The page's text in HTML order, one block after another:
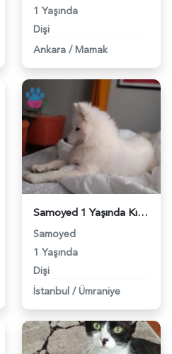
1 Yaşında
Dişi
Ankara / Mamak
Samoyed 1 Yaşında Kızıma Eş Arıyorum - 3076
Samoyed
1 Yaşında
Dişi
İstanbul / Ümraniye